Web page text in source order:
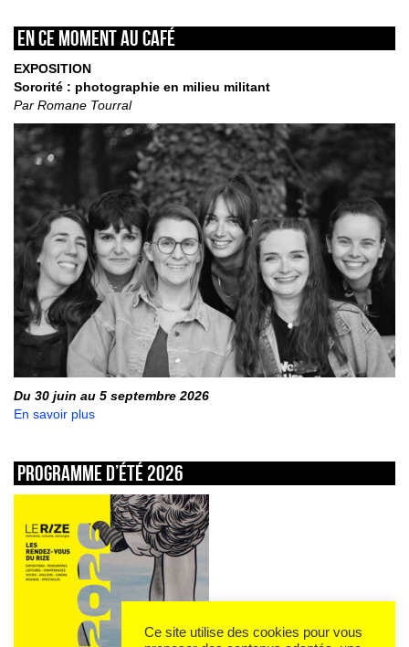
En ce moment au café
EXPOSITION
Sororité : photographie en milieu militant
Par Romane Tourral
Du 30 juin au 5 septembre 2026
En savoir plus
Programme d’été 2026
Ce site utilise des cookies pour vous